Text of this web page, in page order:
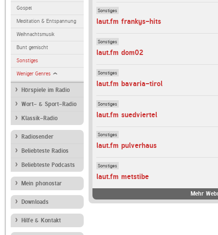
Gospel
Meditation & Entspannung
Weihnachtsmusik
Bunt gemischt
Sonstiges
Weniger Genres
Hörspiele im Radio
Wort- & Sport-Radio
Klassik-Radio
Radiosender
Beliebteste Radios
Beliebteste Podcasts
Mein phonostar
Downloads
Hilfe & Kontakt
Sonstiges
laut.fm frankys-hits
Sonstiges
laut.fm dom02
Sonstiges
laut.fm bavaria-tirol
Sonstiges
laut.fm suedviertel
Sonstiges
laut.fm pulverhaus
Sonstiges
laut.fm metstibe
Mehr